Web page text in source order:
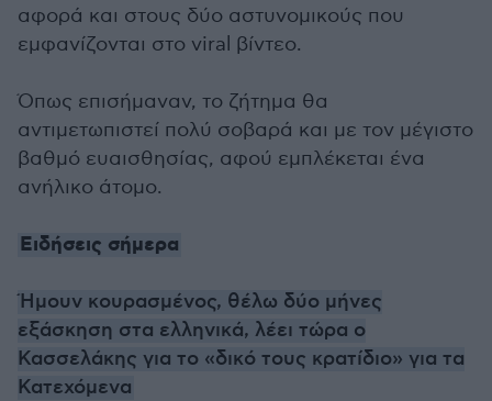
αφορά και στους δύο αστυνομικούς που
εμφανίζονται στο viral βίντεο.
Όπως επισήμαναν, το ζήτημα θα
αντιμετωπιστεί πολύ σοβαρά και με τον μέγιστο
βαθμό ευαισθησίας, αφού εμπλέκεται ένα
ανήλικο άτομο.
Ειδήσεις σήμερα
Ήμουν κουρασμένος, θέλω δύο μήνες
εξάσκηση στα ελληνικά, λέει τώρα ο
Κασσελάκης για το «δικό τους κρατίδιο» για τα
Κατεχόμενα